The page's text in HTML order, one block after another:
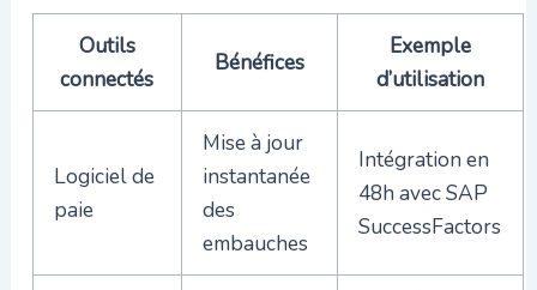
Outils
connectés
Bénéfices
Exemple
d’utilisation
Logiciel de
paie
Mise à jour
instantanée
des
embauches
Intégration en
48h avec SAP
SuccessFactors